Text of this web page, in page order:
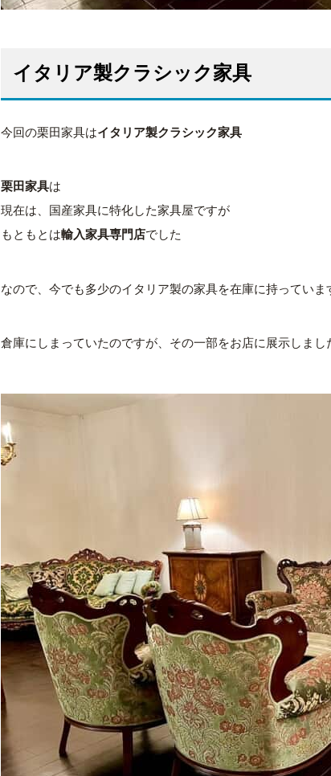
イタリア製クラシック家具
今回の栗田家具はイタリア製クラシック家具
栗田家具は
現在は、国産家具に特化した家具屋ですが
もともとは輸入家具専門店でした
なので、今でも多少のイタリア製の家具を在庫に持っていま
倉庫にしまっていたのですが、その一部をお店に展示しまし